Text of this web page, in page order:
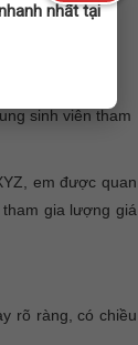
hoạt động;
sinh viên tham
em được quan
gia lượng giá
rõ ràng, có chiều
nhất tại